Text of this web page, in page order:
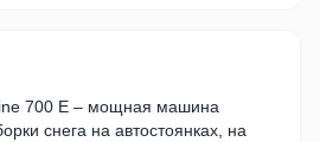
700 E – мощная машина
снега на автостоянках, на